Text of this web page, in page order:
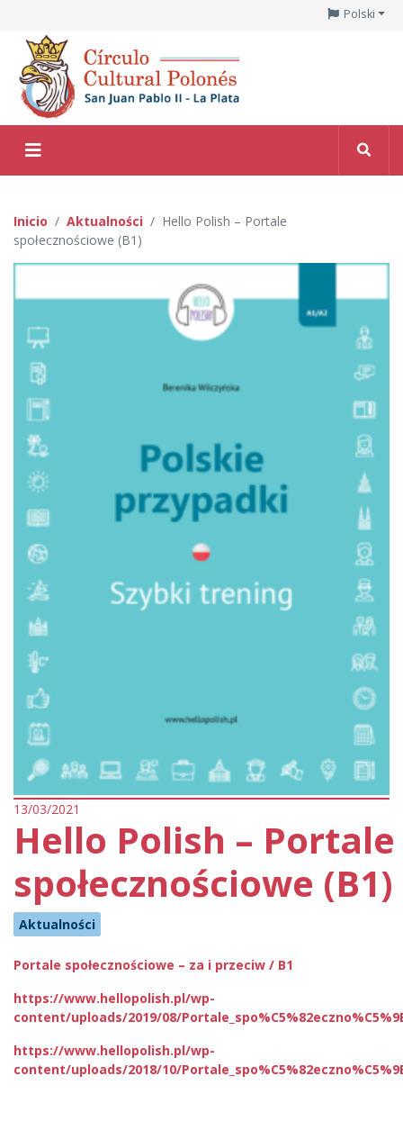
Polski
Inicio Aktualności
Hello Polish – Portale
społecznościowe (B1)
13/03/2021
Hello Polish – Portale
społecznościowe (B1)
Aktualności
Portale społecznościowe – za i przeciw / B1
https://www.hellopolish.pl/wp-
content/uploads/2019/08/
https://www.hellopolish.pl/wp-
content/uploads/2018/10/